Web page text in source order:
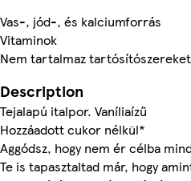
Vas-, jód-, és kalciumforrás
Vitaminok
Nem tartalmaz tartósítószereket
Description
Tejalapú italpor. Vaníliaízű
Hozzáadott cukor nélkül*
Aggódsz, hogy nem ér célba
Te is tapasztaltad már, hogy